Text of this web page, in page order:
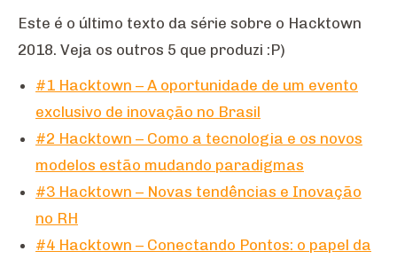
Este é o último texto da série sobre o Hacktown
2018. Veja os outros 5 que produzi :P)
#1 Hacktown – A oportunidade de um evento
exclusivo de inovação no Brasil
#2 Hacktown – Como a tecnologia e os novos
modelos estão mudando paradigmas
#3 Hacktown – Novas tendências e Inovação
no RH
#4 Hacktown – Conectando Pontos: o papel da